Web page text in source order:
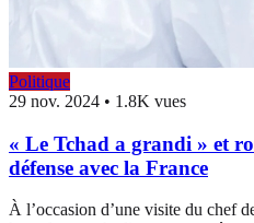
Politique
29 nov. 2024 • 1.8K vues
« Le Tchad a grandi » et
défense avec la France
À l’occasion d’une visite du chef